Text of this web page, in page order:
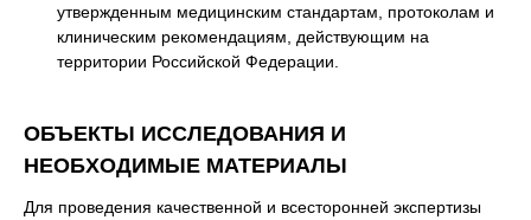
утвержденным медицинским стандартам, протоколам и
клиническим рекомендациям, действующим на
территории Российской Федерации.
ОБЪЕКТЫ ИССЛЕДОВАНИЯ И
НЕОБХОДИМЫЕ МАТЕРИАЛЫ
Для проведения качественной и всесторонней экспертизы